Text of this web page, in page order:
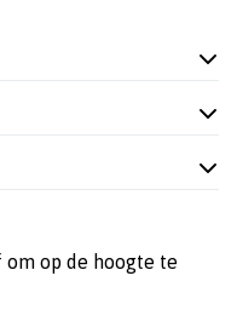
op de hoogte te